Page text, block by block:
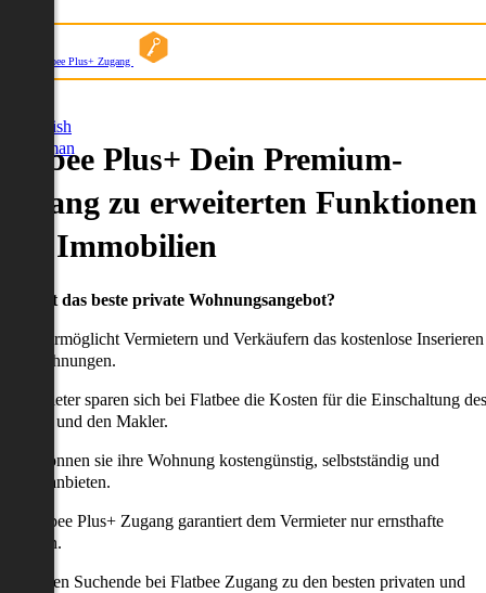
Flatbee Plus+ Zugang
English
German
Plus+ Dein Premium-
zu erweiterten Funktionen
Immobilien
willst das beste private Wohnungsangebot?
ermöglicht Vermietern und Verkäufern das kostenlose Inserieren
Wohnungen.
Anbieter sparen sich bei Flatbee die Kosten für die Einschaltung des
und den Makler.
können sie ihre Wohnung kostengünstig, selbstständig und
anbieten.
Flatbee Plus+ Zugang garantiert dem Vermieter nur ernsthafte
erhalten Suchende bei Flatbee Zugang zu den besten privaten und